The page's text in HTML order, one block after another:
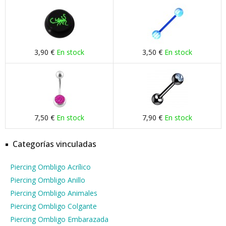
3,90 € En stock 3,50 € En stock
7,50 € En stock 7,90 € En stock
Categorías vinculadas
Piercing Ombligo Acrílico
Piercing Ombligo Anillo
Piercing Ombligo Animales
Piercing Ombligo Colgante
Piercing Ombligo Embarazada